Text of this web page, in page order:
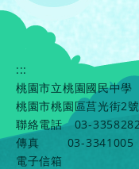
:::
桃園市立桃園國民中學
桃園市桃園區莒光街2號
聯絡電話
03-
傳真
03-3341005
電子信箱